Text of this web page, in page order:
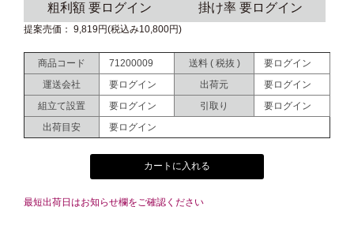
粗利額 要ログイン 掛け率 要ログイン
提案売価： 9,819円(税込み10,800円)
商品コード 71200009 送料 ( 税抜 )
要ログイン
運送会社
要ログイン 出荷元
要ログイン
組立て設置
要ログイン 引取り
要ログイン
出荷目安
要ログイン
カートに入れる
最短出荷日はお知らせ欄をご確認ください